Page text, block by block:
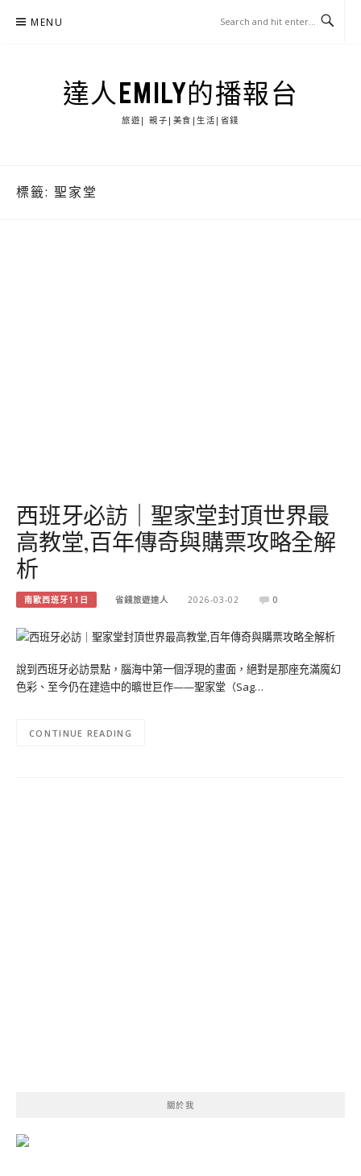
MENU
達人EMILY的播報台
旅遊| 親子|美食|生活|省錢
標籤: 聖家堂
西班牙必訪｜聖家堂封頂世界最
高教堂,百年傳奇與購票攻略全解
析
南歐西班牙11日 省錢旅遊達人 2026-03-02 0
說到西班牙必訪景點，腦海中第一個浮現的畫面，絕對是那座充滿魔幻
色彩、至今仍在建造中的曠世巨作——聖家堂（Sag…
CONTINUE READING
關於我